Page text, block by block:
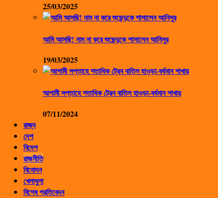
25/03/2025
আমি আসছি! নাম না করে শুভেন্দুকে শাসালেন আনিসুর
19/03/2025
আগামী সপ্তাহে শতাধিক ট্রেন বাতিল হাওড়া-বর্ধমান শাখায়
07/11/2024
রাজ্য
দেশ
বিদেশ
রাজনীতি
বিনোদন
খেলাধুলা
বিশেষ প্রতিবেদন